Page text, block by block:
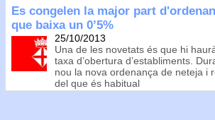
Es congelen la major part
que baixa un 0’5%
25/10/2013
Una de les novetats és que hi
taxa d’obertura d’establiments.
nou la nova ordenança de neteja i
del que és habitual